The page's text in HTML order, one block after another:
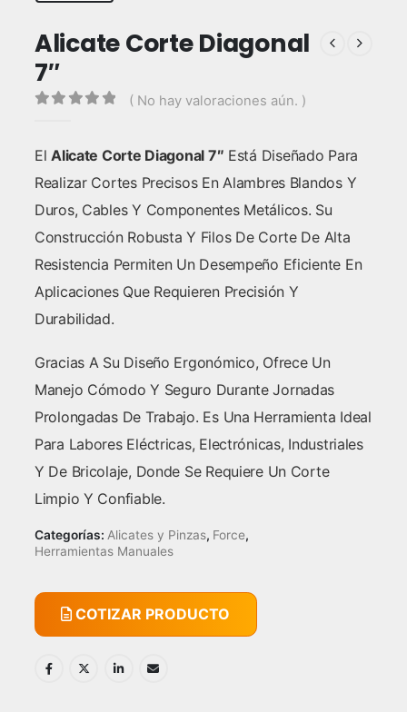
Alicate Corte Diagonal
7″
( No hay valoraciones aún. )
ElAlicate Corte Diagonal 7″ Está Diseñado Para
Realizar Cortes Precisos En Alambres Blandos Y
Duros, Cables Y Componentes Metálicos. Su
Construcción Robusta Y Filos De Corte De Alta
Resistencia Permiten Un Desempeño Eficiente En
Aplicaciones Que Requieren Precisión Y
Durabilidad.
Gracias A Su Diseño Ergonómico, Ofrece Un
Manejo Cómodo Y Seguro Durante Jornadas
Prolongadas De Trabajo. Es Una Herramienta Ideal
Para Labores Eléctricas, Electrónicas, Industriales
Y De Bricolaje, Donde Se Requiere Un Corte
Limpio Y Confiable.
Categorías: Alicates y Pinzas, Force,
Herramientas Manuales
COTIZAR PRODUCTO